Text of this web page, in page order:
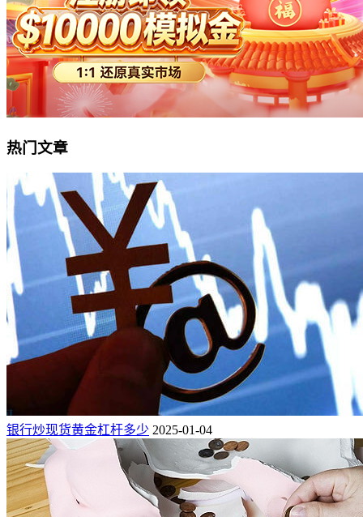
热门文章
银行炒现货黄金杠杆多少 2025-01-04